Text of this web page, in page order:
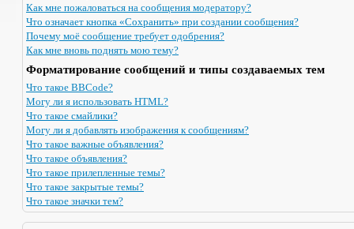
Как мне пожаловаться на сообщения модератору?
Что означает кнопка «Сохранить» при создании сообщения?
Почему моё сообщение требует одобрения?
Как мне вновь поднять мою тему?
Форматирование сообщений и типы создаваемых тем
Что такое BBCode?
Могу ли я использовать HTML?
Что такое смайлики?
Могу ли я добавлять изображения к сообщениям?
Что такое важные объявления?
Что такое объявления?
Что такое прилепленные темы?
Что такое закрытые темы?
Что такое значки тем?